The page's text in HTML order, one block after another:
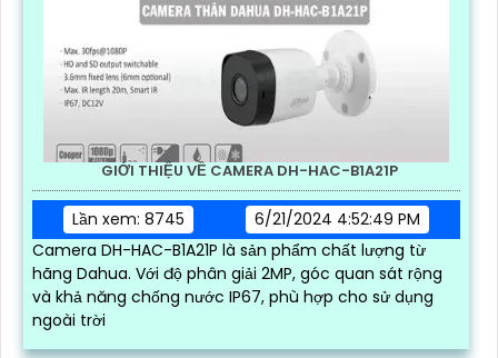
GIỚI THIỆU VỀ CAMERA DH-HAC-B1A21P
Lần xem: 8745
6/21/2024 4:52:49 PM
Camera DH-HAC-B1A21P là sản phẩm chất lượng từ
hãng Dahua. Với độ phân giải 2MP, góc quan sát rộng
và khả năng chống nước IP67, phù hợp cho sử dụng
ngoài trời